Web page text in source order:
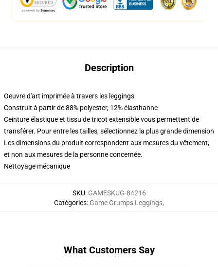
Description
Oeuvre d'art imprimée à travers les leggings
Construit à partir de 88% polyester, 12% élasthanne
Ceinture élastique et tissu de tricot extensible vous permettent de
transférer. Pour entre les tailles, sélectionnez la plus grande dimension
Les dimensions du produit correspondent aux mesures du vêtement,
et non aux mesures de la personne concernée.
Nettoyage mécanique
SKU: GAMESKUG-84216
Catégories: Game Grumps Leggings,
What Customers Say